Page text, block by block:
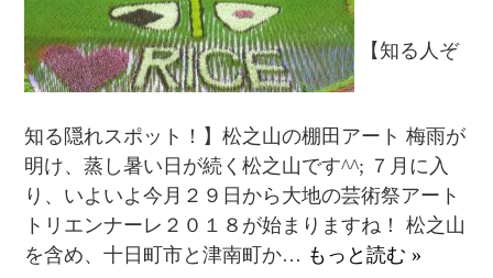
【知る人ぞ
知る隠れスポット！】松之山の棚田アート 梅雨が
明け、蒸し暑い日が続く松之山です^^; ７月に入
り、いよいよ今月２９日から大地の芸術祭アート
トリエンナーレ２０１８が始まりますね！ 松之山
を含め、十日町市と津南町か… もっと読む »